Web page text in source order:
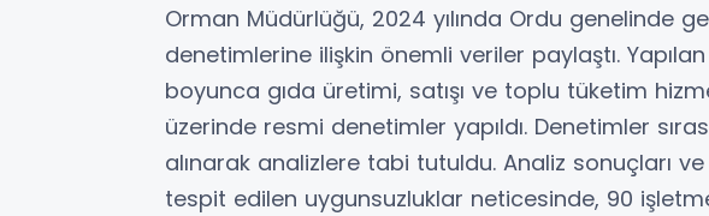
Orman Müdürlüğü, 2024 yılında Ordu genelinde
denetimlerine ilişkin önemli veriler paylaştı.
boyunca gıda üretimi, satışı ve toplu tüketim
üzerinde resmi denetimler yapıldı. Denetimler
alınarak analizlere tabi tutuldu. Analiz sonuçları
tespit edilen uygunsuzluklar neticesinde, 90